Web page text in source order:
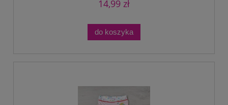
14,99 zł
do koszyka